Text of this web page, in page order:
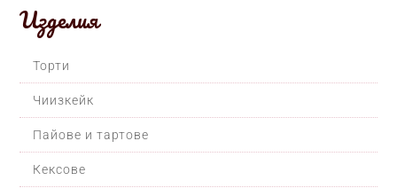
Изделия
Торти
Чиизкейк
Пайове и тартове
Кексове